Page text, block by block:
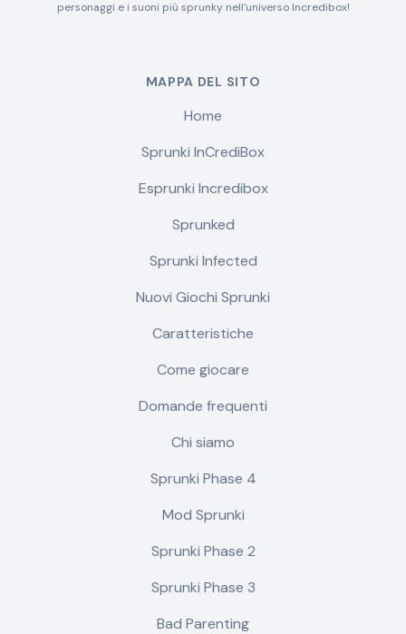
personaggi e i suoni più sprunky nell'universo Incredibox!
MAPPA DEL SITO
Home
Sprunki InCrediBox
Esprunki Incredibox
Sprunked
Sprunki Infected
Nuovi Giochi Sprunki
Caratteristiche
Come giocare
Domande frequenti
Chi siamo
Sprunki Phase 4
Mod Sprunki
Sprunki Phase 2
Sprunki Phase 3
Bad Parenting